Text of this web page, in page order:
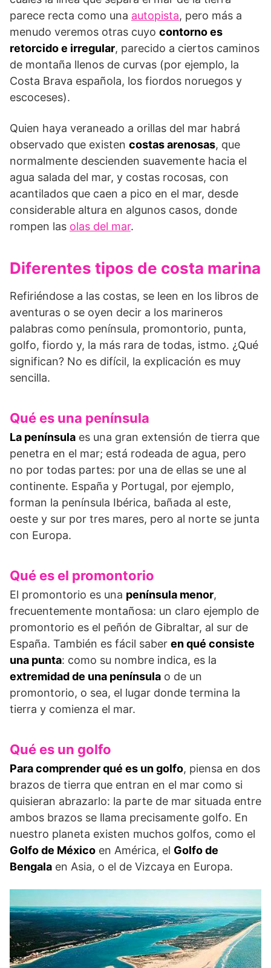
parece recta como una autopista, pero más a
menudo veremos otras cuyo contorno es
retorcido e irregular, parecido a ciertos caminos
de montaña llenos de curvas (por ejemplo, la
Costa Brava española, los fiordos noruegos y
escoceses).
Quien haya veraneado a orillas del mar habrá
observado que existen costas arenosas, que
normalmente descienden suavemente hacia el
agua salada del mar, y costas rocosas, con
acantilados que caen a pico en el mar, desde
considerable altura en algunos casos, donde
rompen las olas del mar.
Diferentes tipos de costa marina
Refiriéndose a las costas, se leen en los libros de
aventuras o se oyen decir a los marineros
palabras como península, promontorio, punta,
golfo, fiordo y, la más rara de todas, istmo. ¿Qué
significan? No es difícil, la explicación es muy
sencilla.
Qué es una península
La península es una gran extensión de tierra que
penetra en el mar; está rodeada de agua, pero
no por todas partes: por una de ellas se une al
continente. España y Portugal, por ejemplo,
forman la península Ibérica, bañada al este,
oeste y sur por tres mares, pero al norte se junta
con Europa.
Qué es el promontorio
El promontorio es una península menor,
frecuentemente montañosa: un claro ejemplo de
promontorio es el peñón de Gibraltar, al sur de
España. También es fácil saber en qué consiste
una punta: como su nombre indica, es la
extremidad de una península o de un
promontorio, o sea, el lugar donde termina la
tierra y comienza el mar.
Qué es un golfo
Para comprender qué es un golfo, piensa en dos
brazos de tierra que entran en el mar como si
quisieran abrazarlo: la parte de mar situada entre
ambos brazos se llama precisamente golfo. En
nuestro planeta existen muchos golfos, como el
Golfo de México en América, el Golfo de
Bengala en Asia, o el de Vizcaya en Europa.